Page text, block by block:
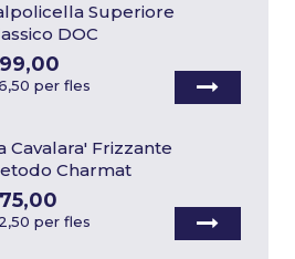
Superiore
DOC
per fles
Cavalara' Frizzante
Charmat
per fles